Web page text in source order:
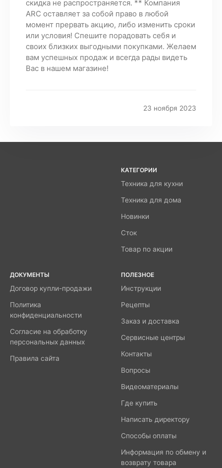
скидка не распространяется. ** Компания
ARC оставляет за собой право в любой
момент прервать акцию, либо изменить сроки
или условия! Спешите порадовать себя и
своих близких выгодными покупками. Желаем
вам успешных продаж и всегда рады видеть
Вас в нашем магазине!
23 ноября 2023
КАТЕГОРИИ
Техника для кухни
Техника для дома
Новинки
Сток
Товар по акции
ДОКУМЕНТЫ
Договор купли-продажи
Политика
конфиденциальности
Согласие на обработку
персональных данных
Правила сайта
ПОЛЕЗНОЕ
Инструкции
Рецепты
Заказ и доставка
Сервисные центры
Контакты
Вопросы
Видеоматериалы
Где купить
Написать директору
Способы оплаты
Информация по обмену и
возврату товара